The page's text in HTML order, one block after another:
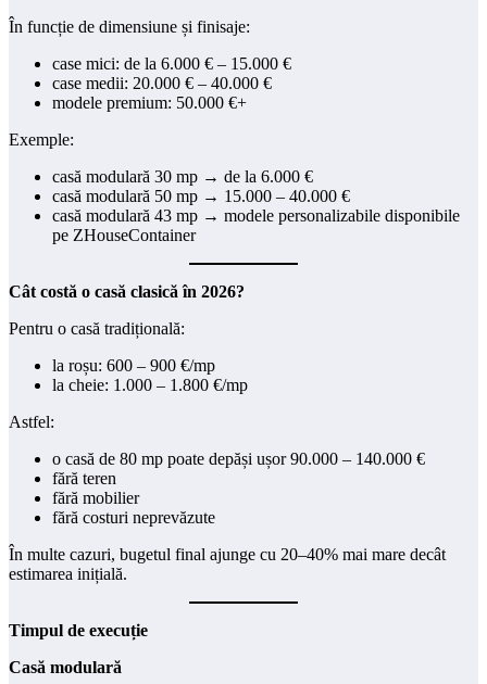
În funcție de dimensiune și finisaje:
case mici: de la 6.000 € – 15.000 €
case medii: 20.000 € – 40.000 €
modele premium: 50.000 €+
Exemple:
casă modulară 30 mp → de la 6.000 €
casă modulară 50 mp → 15.000 – 40.000 €
casă modulară 43 mp → modele personalizabile disponibile
pe ZHouseContainer
Cât costă o casă clasică în 2026?
Pentru o casă tradițională:
la roșu: 600 – 900 €/mp
la cheie: 1.000 – 1.800 €/mp
Astfel:
o casă de 80 mp poate depăși ușor 90.000 – 140.000 €
fără teren
fără mobilier
fără costuri neprevăzute
În multe cazuri, bugetul final ajunge cu 20–40% mai mare decât
estimarea inițială.
Timpul de execuție
Casă modulară